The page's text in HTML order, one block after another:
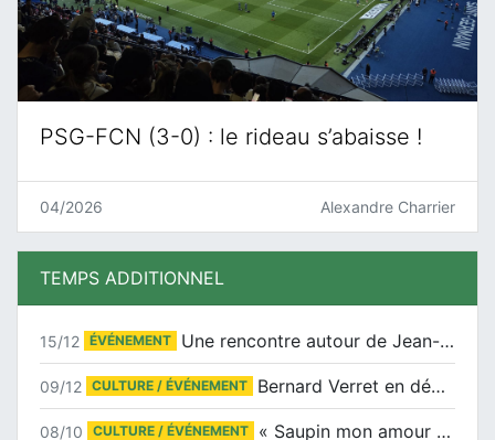
PSG-FCN (3-0) : le rideau s’abaisse !
04/2026 Alexandre Charrier
TEMPS ADDITIONNEL
15/12 ÉVÉNEMENT Une rencontre autour de Jean-Claude Suaudeau
09/12 CULTURE / ÉVÉNEMENT Bernard Verret en dédicaces le samedi 13 décembre à l’Espace Culturel Atlantis
08/10 CULTURE / ÉVÉNEMENT « Saupin mon amour » au salon du livre de Trentemoult